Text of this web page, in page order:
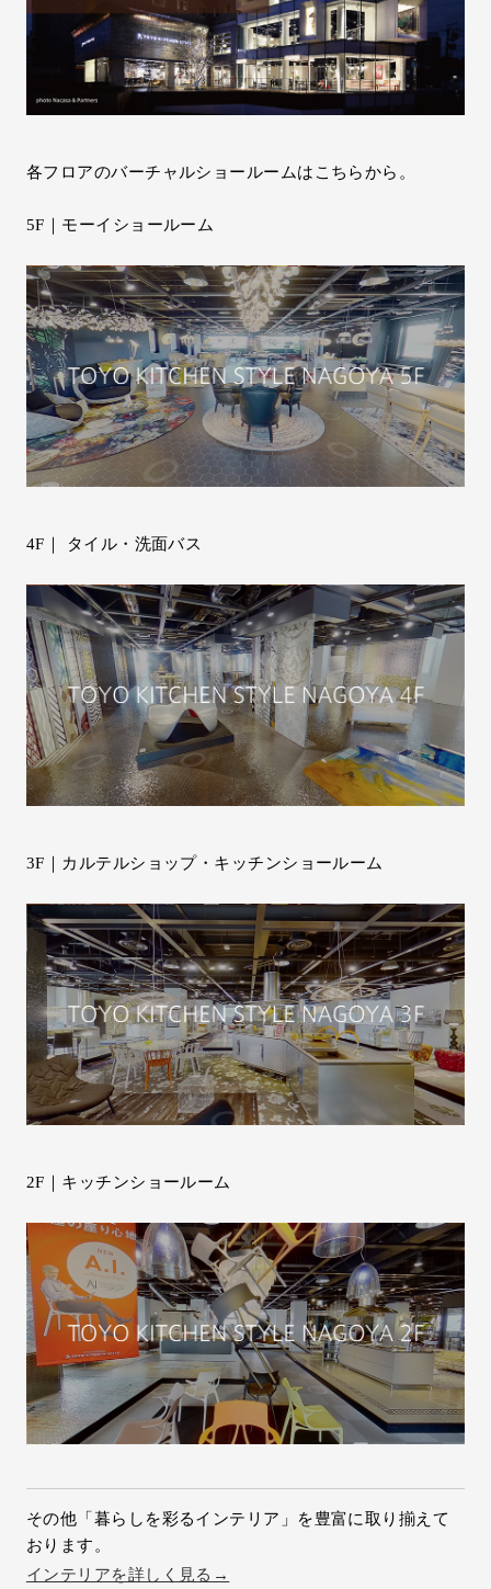
各フロアのバーチャルショールームはこちらから。
5F｜モーイショールーム
4F｜ タイル・洗面バス
3F｜カルテルショップ・キッチンショールーム
2F｜キッチンショールーム
その他「暮らしを彩るインテリア」を豊富に取り揃えて
おります。
インテリアを詳しく見る→